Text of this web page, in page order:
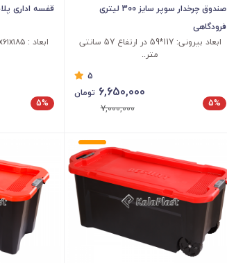
صندوق چرخدار سوپر سایز 300 لیتری
فرودگاهی
ابعاد بیرونی: 117*59 در ارتفاع 57 سانتی
متر..
5
5%
6,650,000 تومان
7,000,000
قفسه اداری
5%